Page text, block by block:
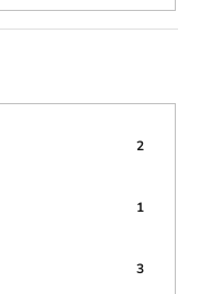
2
1
3